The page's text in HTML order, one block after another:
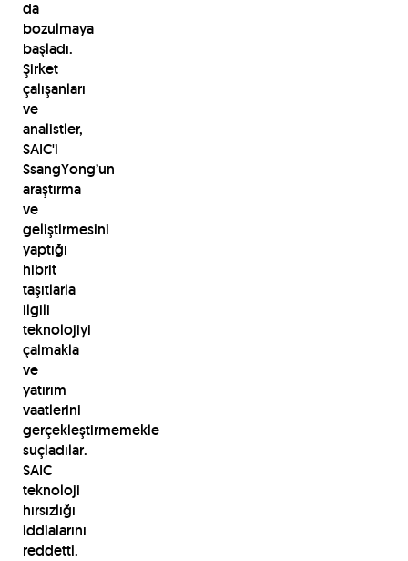
da
bozulmaya
başladı.
Şirket
çalışanları
ve
analistler,
SAIC'i
SsangYong’un
araştırma
ve
geliştirmesini
yaptığı
hibrit
taşıtlarla
ilgili
teknolojiyi
çalmakla
ve
yatırım
vaatlerini
gerçekleştirmemekle
suçladılar.
SAIC
teknoloji
hırsızlığı
iddialarını
reddetti.